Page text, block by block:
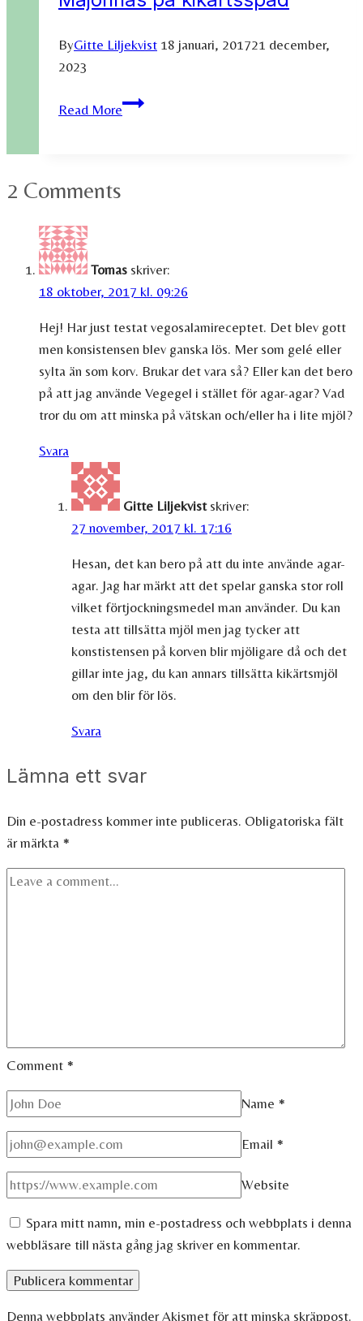
ByGitte Liljekvist 18 januari, 201721 december,
2023
Read MoreMajonnäs
2 Comments
Tomas skriver:
18 oktober, 2017 kl. 09:26
Hej! Har just testat vegosalamireceptet. Det blev gott
men konsistensen blev ganska lös. Mer som gelé eller
sylta än som korv. Brukar det vara så? Eller kan det bero
på att jag använde Vegegel i stället för agar-agar? Vad
tror du om att minska på vätskan och/eller ha i lite mjöl?
Svara
Gitte Liljekvist skriver:
27 november, 2017 kl. 17:16
Hesan, det kan bero på att du inte använde agar-
agar. Jag har märkt att det spelar ganska stor roll
vilket förtjockningsmedel man använder. Du kan
testa att tillsätta mjöl men jag tycker att
konstistensen på korven blir mjöligare då och det
gillar inte jag, du kan annars tillsätta kikärtsmjöl
om den blir för lös.
Svara
Lämna ett svar
Din e-postadress kommer inte publiceras. Obligatoriska fält
är märkta *
Comment *
Name *
Email *
Website
Spara mitt namn, min e-postadress och webbplats i denna
webbläsare till nästa gång jag skriver en kommentar.
Denna webbplats använder Akismet för att minska skräppost.